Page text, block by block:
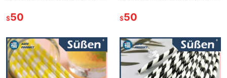
通翻糖珠光粉泰勒粉色膏色粉針
$50
通翻糖色膏色粉針筆 粉紅色
$50